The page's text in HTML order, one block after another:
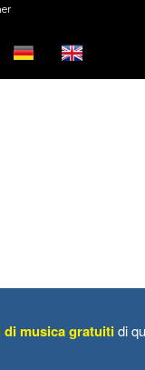
di musica gratuiti di